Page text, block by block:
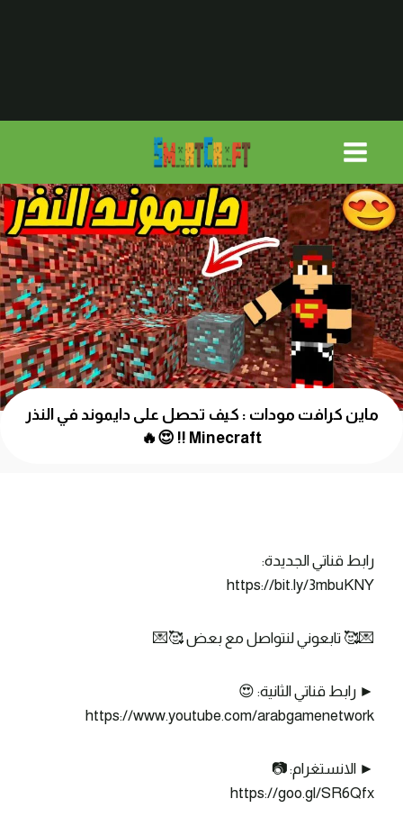
ماين كرافت مودات : كيف تحصل على دايموند في النذر
Minecraft !! 😍🔥
رابط قناتي الجديدة:
https://bit.ly/3mbuKNY
💌🥰 تابعوني لنتواصل مع بعض 🥰💌
► رابط قناتي الثانية: 😍
https://www.youtube.com/arabgamenetwork
► الانستغرام: 📷
https://goo.gl/SR6Qfx